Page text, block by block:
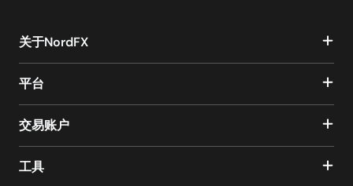
关于NordFX
平台
交易账户
工具